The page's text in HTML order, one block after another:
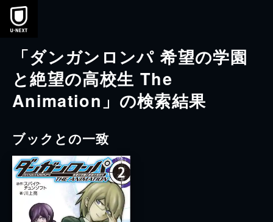
本文へスキップ
「ダンガンロンパ 希望の学園
と絶望の高校生 The
Animation」の検索結果
ブックとの一致